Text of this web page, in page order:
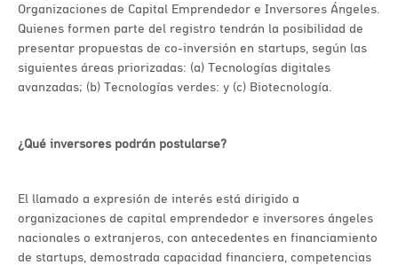
Organizaciones de Capital Emprendedor e Inversores Ángeles.
Quienes formen parte del registro tendrán la posibilidad de
presentar propuestas de co-inversión en startups, según las
siguientes áreas priorizadas: (a) Tecnologías digitales
avanzadas; (b) Tecnologías verdes: y (c) Biotecnología.
¿Qué inversores podrán postularse?
El llamado a expresión de interés está dirigido a
organizaciones de capital emprendedor e inversores ángeles
nacionales o extranjeros, con antecedentes en financiamiento
de startups, demostrada capacidad financiera, competencias